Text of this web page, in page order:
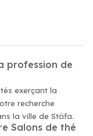
profession de
exerçant la
recherche
la ville de Stäfa.
Salons de thé